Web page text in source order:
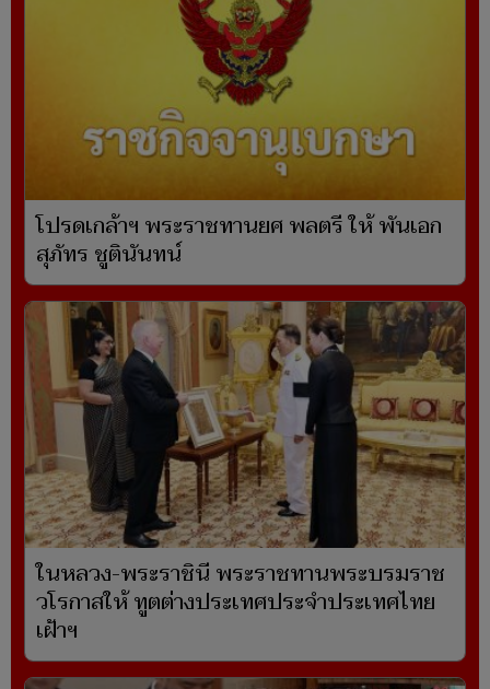
โปรดเกล้าฯ พระราชทานยศ พลตรี ให้ พันเอก
สุภัทร ชูตินันทน์
ในหลวง-พระราชินี พระราชทานพระบรมราช
วโรกาสให้ ทูตต่างประเทศประจำประเทศไทย
เฝ้าฯ